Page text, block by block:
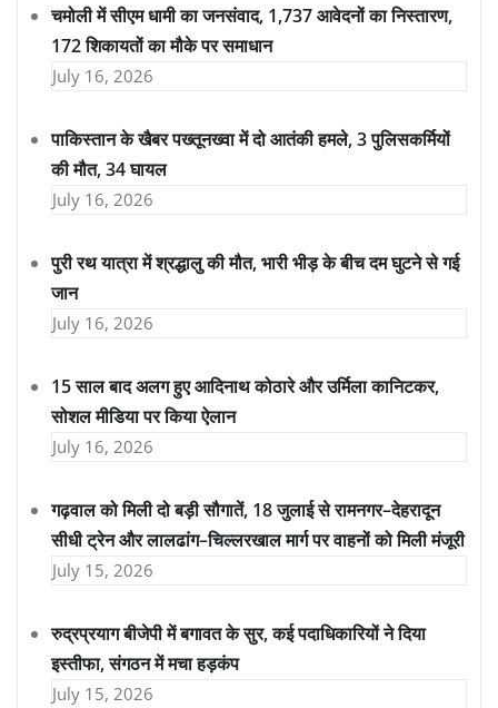
चमोली में सीएम धामी का जनसंवाद, 1,737 आवेदनों का निस्तारण,
172 शिकायतों का मौके पर समाधान
July 16, 2026
पाकिस्तान के खैबर पख्तूनख्वा में दो आतंकी हमले, 3 पुलिसकर्मियों
की मौत, 34 घायल
July 16, 2026
पुरी रथ यात्रा में श्रद्धालु की मौत, भारी भीड़ के बीच दम घुटने से गई
जान
July 16, 2026
15 साल बाद अलग हुए आदिनाथ कोठारे और उर्मिला कानिटकर,
सोशल मीडिया पर किया ऐलान
July 16, 2026
गढ़वाल को मिली दो बड़ी सौगातें, 18 जुलाई से रामनगर–देहरादून
सीधी ट्रेन और लालढांग–चिल्लरखाल मार्ग पर वाहनों को मिली मंजूरी
July 15, 2026
रुद्रप्रयाग बीजेपी में बगावत के सुर, कई पदाधिकारियों ने दिया
इस्तीफा, संगठन में मचा हड़कंप
July 15, 2026